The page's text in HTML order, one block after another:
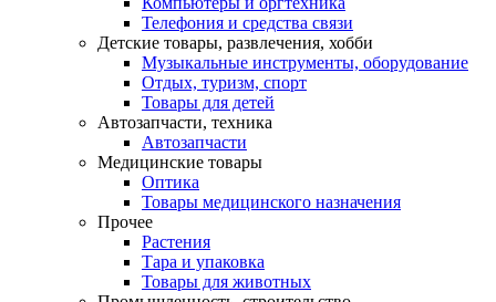
Телефония и средства связи
Детские товары, развлечения, хобби
Музыкальные инструменты, оборудование
Отдых, туризм, спорт
Товары для детей
Автозапчасти, техника
Автозапчасти
Медицинские товары
Оптика
Товары медицинского назначения
Прочее
Растения
Тара и упаковка
Товары для животных